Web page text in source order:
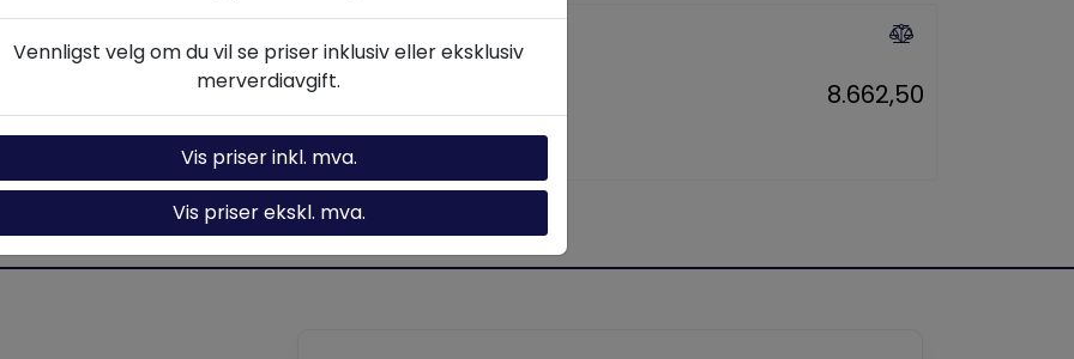
Ikke på lager 8.662,50
Legg i handlevogn
Vennligst velg om du vil se priser inklusiv eller eksklusiv
merverdiavgift.
Vis priser inkl. mva.
Vis priser ekskl. mva.